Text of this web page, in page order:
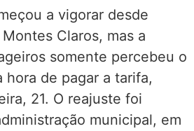
a vigorar desde
Claros, mas a
somente percebeu o
hora de pagar a tarifa,
21. O reajuste foi
municipal, em